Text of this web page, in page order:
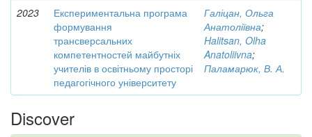
2023
Експериментальна програма
формування
трансверсальних
компетентностей майбутніх
учителів в освітньому просторі
педагогічного університету
Галіцан, Ольга
Анатоліївна;
Halitsan, Olha
Anatoliivna;
Паламарюк, В. А.
Discover